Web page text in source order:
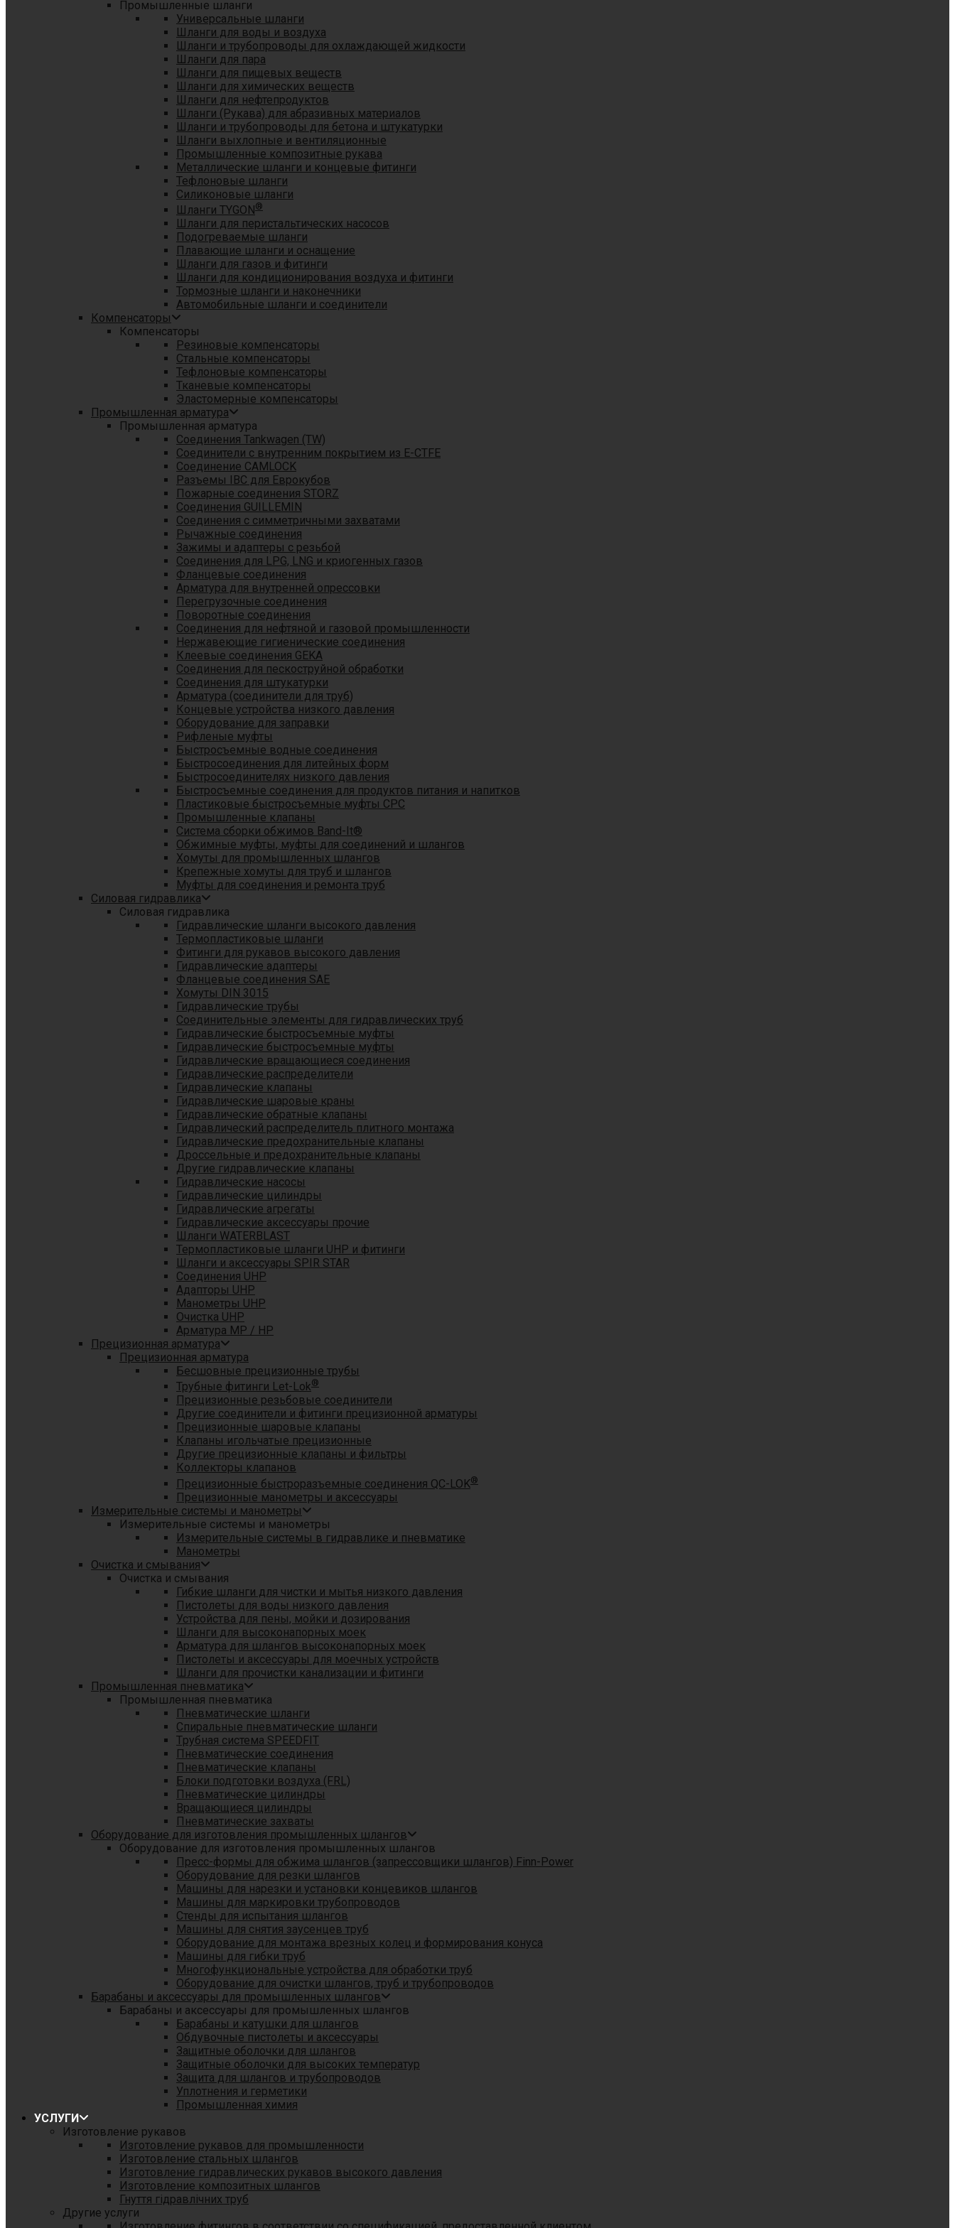
Промышленные шланги
Универсальные шланги
Шланги для воды и воздуха
Шланги и трубопроводы для охлаждающей жидкости
Шланги для пара
Шланги для пищевых веществ
Шланги для химических веществ
Шланги для нефтепродуктов
Шланги (Рукава) для абразивных материалов
Шланги и трубопроводы для бетона и штукатурки
Шланги выхлопные и вентиляционные
Промышленные композитные рукава
Металлические шланги и концевые фитинги
Тефлоновые шланги
Силиконовые шланги
Шланги TYGON®
Шланги для перистальтических насосов
Подогреваемые шланги
Плавающие шланги и оснащение
Шланги для газов и фитинги
Шланги для кондиционирования воздуха и фитинги
Тормозные шланги и наконечники
Автомобильные шланги и соединители
Компенсаторы
Компенсаторы
Резиновые компенсаторы
Стальные компенсаторы
Тефлоновые компенсаторы
Тканевые компенсаторы
Эластомерные компенсаторы
Промышленная арматура
Промышленная арматура
Соединения Tankwagen (TW)
Соединители с внутренним покрытием из E-CTFE
Соединение CAMLOCK
Разъемы IBC для Еврокубов
Пожарные соединения STORZ
Соединения GUILLEMIN
Соединения с симметричными захватами
Рычажные соединения
Зажимы и адаптеры с резьбой
Соединения для LPG, LNG и криогенных газов
Фланцевые соединения
Арматура для внутренней опрессовки
Перегрузочные соединения
Поворотные соединения
Соединения для нефтяной и газовой промышленности
Нержавеющие гигиенические соединения
Клеевые соединения GEKA
Соединения для пескоструйной обработки
Cоединения для штукатурки
Арматура (соединители для труб)
Концевые устройства низкого давления
Оборудование для заправки
Рифленые муфты
Быстросъемные водные соединения
Быстросоединения для литейных форм
Быстросоединителях низкого давления
Быстросъемные соединения для продуктов питания и напитков
Пластиковые быстросъемные муфты CPC
Промышленные клапаны
Система сборки обжимов Band-It®
Обжимные муфты, муфты для соединений и шлангов
Хомуты для промышленных шлангов
Крепежные хомуты для труб и шлангов
Муфты для соединения и ремонта труб
Силовая гидравлика
Силовая гидравлика
Гидравлические шланги высокого давления
Термопластиковые шланги
Фитинги для рукавов высокого давления
Гидравлические адаптеры
Фланцевые соединения SAE
Хомуты DIN 3015
Гидравлические трубы
Соединительные элементы для гидравлических труб
Гидравлические быстросъемные муфты
Гидравлические быстросъемные муфты
Гидравлические вращающиеся соединения
Гидравлические распределители
Гидравлические клапаны
Гидравлические шаровые краны
Гидравлические обратные клапаны
Гидравлический распределитель плитного монтажа
Гидравлические предохранительные клапаны
Дроссельные и предохранительные клапаны
Другие гидравлические клапаны
Гидравлические насосы
Гидравлические цилиндры
Гидравлические агрегаты
Гидравлические аксессуары прочие
Шланги WATERBLAST
Термопластиковые шланги UHP и фитинги
Шланги и аксессуары SPIR STAR
Соединения UHP
Адапторы UHP
Манометры UHP
Очистка UHP
Арматура MP / HP
Прецизионная арматура
Прецизионная арматура
Бесшовные прецизионные трубы
Трубные фитинги Let-Lok®
Прецизионные резьбовые соединители
Другие соединители и фитинги прецизионной арматуры
Прецизионные шаровые клапаны
Клапаны игольчатые прецизионные
Другие прецизионные клапаны и фильтры
Коллекторы клапанов
Прецизионные быстроразъемные соединения QC-LOK®
Прецизионные манометры и аксессуары
Измерительные системы и манометры
Измерительные системы и манометры
Измерительные системы в гидравлике и пневматике
Манометры
Очистка и смывания
Очистка и смывания
Гибкие шланги для чистки и мытья низкого давления
Пистолеты для воды низкого давления
Устройства для пены, мойки и дозирования
Шланги для высоконапорных моек
Арматура для шлангов высоконапорных моек
Пистолеты и аксессуары для моечных устройств
Шланги для прочистки канализации и фитинги
Промышленная пневматика
Промышленная пневматика
Пневматические шланги
Спиральные пневматические шланги
Tрубная система SPEEDFIT
Пневматические соединения
Пневматические клапаны
Блоки подготовки воздуха (FRL)
Пневматические цилиндры
Вращающиеся цилиндры
Пневматические захваты
Оборудование для изготовления промышленных шлангов
Оборудование для изготовления промышленных шлангов
Пресс-формы для обжима шлангов (запрессовщики шлангов) Finn-Power
Оборудование для резки шлангов
Машины для нарезки и установки концевиков шлангов
Машины для маркировки трубопроводов
Стенды для испытания шлангов
Машины для снятия заусенцев труб
Оборудование для монтажа врезных колец и формирования конуса
Машины для гибки труб
Многофункциональные устройства для обработки труб
Оборудование для очистки шлангов, труб и трубопроводов
Барабаны и аксессуары для промышленных шлангов
Барабаны и аксессуары для промышленных шлангов
Барабаны и катушки для шлангов
Обдувочные пистолеты и аксессуары
Защитные оболочки для шлангов
Защитные оболочки для высоких температур
Защита для шлангов и трубопроводов
Уплотнения и герметики
Промышленная химия
УСЛУГИ
Изготовление рукавов
Изготовление рукавов для промышленности
Изготовление стальных шлангов
Изготовление гидравлических рукавов высокого давления
Изготовление композитных шлангов
Гнуття гідравлічних труб
Другие услуги